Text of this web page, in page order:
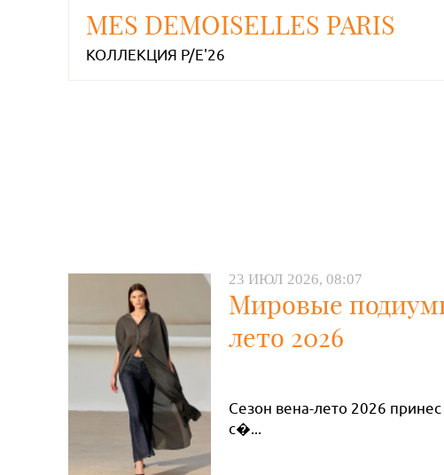
MES DEMOISELLES PARIS
КОЛЛЕКЦИЯ P/E'26
23 ИЮЛ 2026, 08:07
Мировые
лето 2026
Сезон вена-лето 2026
с�...